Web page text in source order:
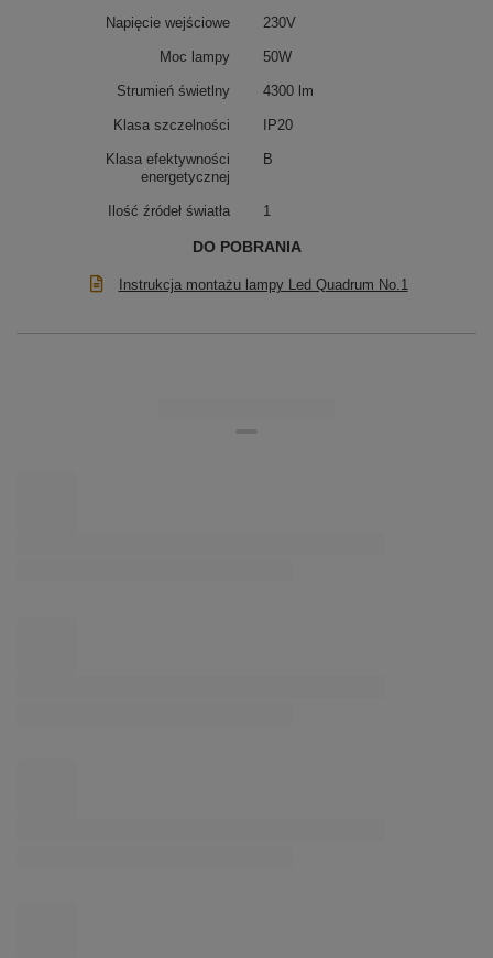
nowoczesnych, otwartych wnętrz.
Napięcie wejściowe 230V
Moc lampy 50W
Strumień świetlny 4300 lm
Klasa szczelności IP20
Klasa efektywności
energetycznej
B
Ilość źródeł światła 1
DO POBRANIA
Instrukcja montażu lampy Led Quadrum No.1